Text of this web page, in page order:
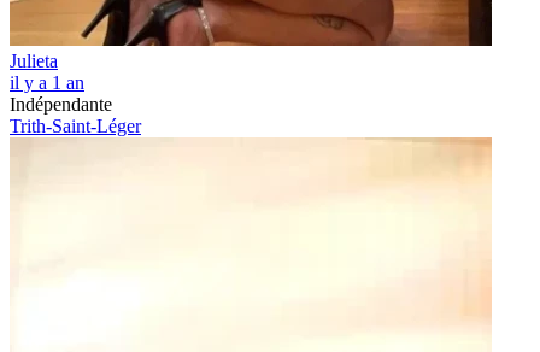
Julieta
il y a 1 an
Indépendante
Trith-Saint-Léger